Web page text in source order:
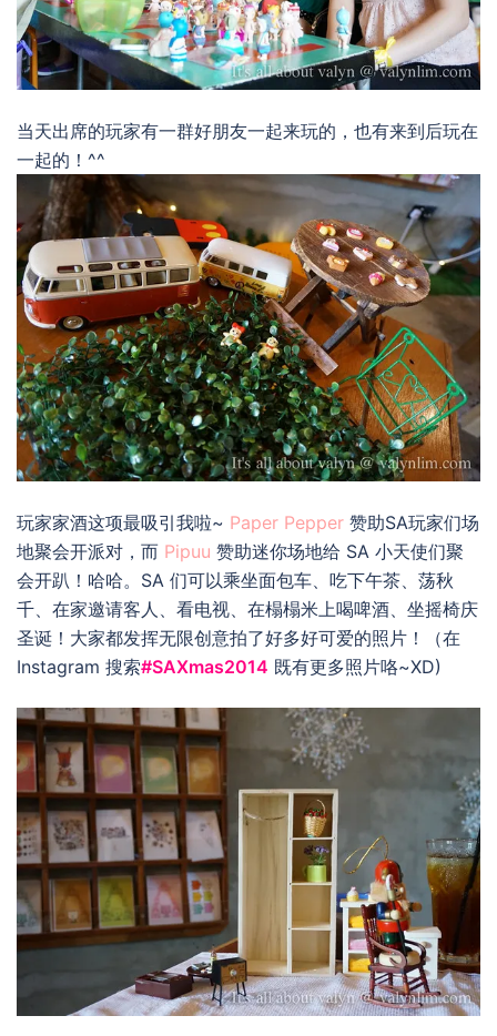
当天出席的玩家有一群好朋友一起来玩的，也有来到后玩在
一起的！^^
玩家家酒这项最吸引我啦~ Paper Pepper 赞助SA玩家们场
地聚会开派对，而 Pipuu 赞助迷你场地给 SA 小天使们聚
会开趴！哈哈。SA 们可以乘坐面包车、吃下午茶、荡秋
千、在家邀请客人、看电视、在榻榻米上喝啤酒、坐摇椅庆
圣诞！大家都发挥无限创意拍了好多好可爱的照片！（在
Instagram 搜索#SAXmas2014 既有更多照片咯~XD)